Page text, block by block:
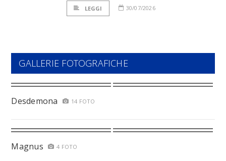
LEGGI 30/07/2026
GALLERIE FOTOGRAFICHE
Desdemona 14 FOTO
Magnus 4 FOTO